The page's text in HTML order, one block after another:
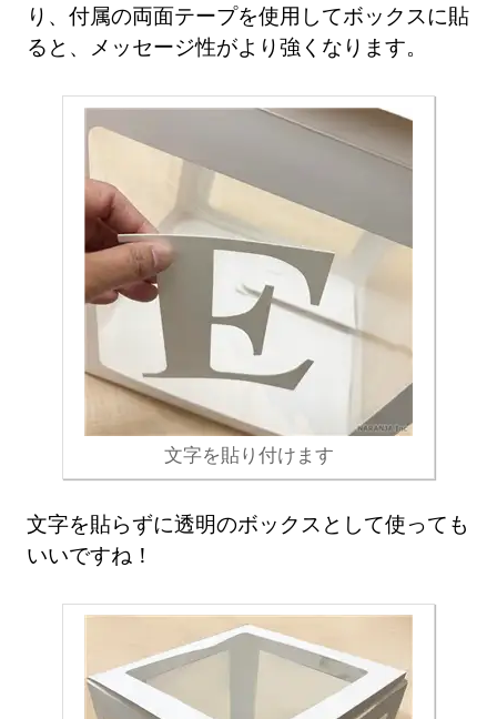
り、付属の両面テープを使用してボックスに貼
ると、メッセージ性がより強くなります。
文字を貼り付けます
文字を貼らずに透明のボックスとして使っても
いいですね！